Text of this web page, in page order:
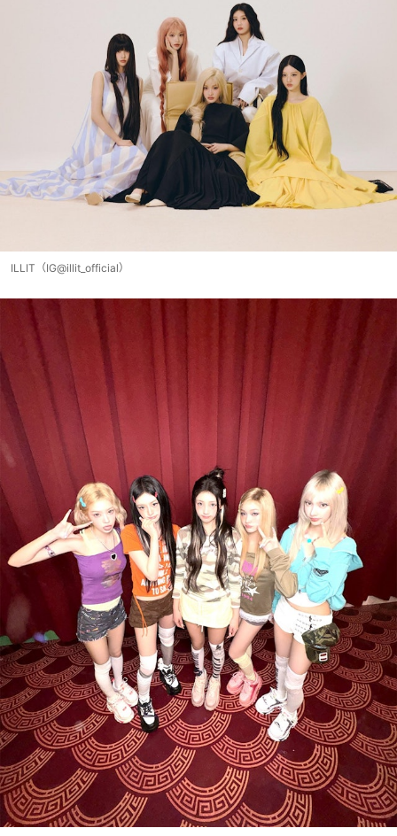
ILLIT（IG@illit_official）